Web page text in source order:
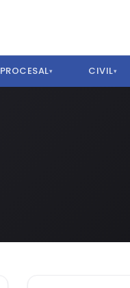
PROCESAL▾ CIVIL▾